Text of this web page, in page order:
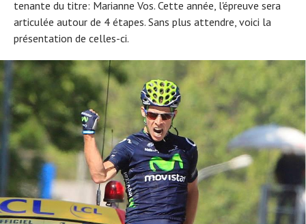
tenante du titre: Marianne Vos. Cette année, l'épreuve sera
articulée autour de 4 étapes. Sans plus attendre, voici la
présentation de celles-ci.